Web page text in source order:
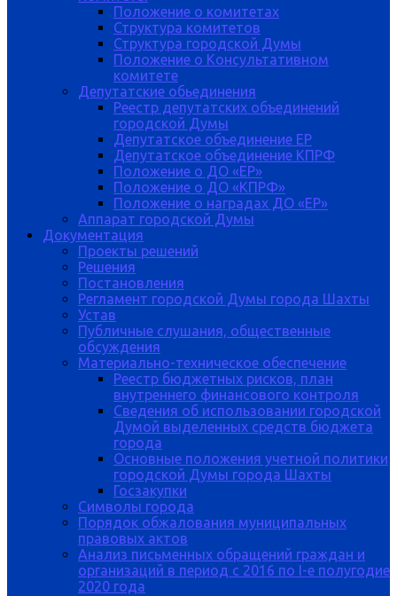
Положение о комитетах
Структура комитетов
Структура городской Думы
Положение о Консультативном
комитете
Депутатские обьединения
Реестр депутатских объединений
городской Думы
Депутатское объединение ЕР
Депутатское объединение КПРФ
Положение о ДО «ЕР»
Положение о ДО «КПРФ»
Положение о наградах ДО «ЕР»
Аппарат городской Думы
Документация
Проекты решений
Решения
Постановления
Регламент городской Думы города Шахты
Устав
Публичные слушания, общественные
обсуждения
Материально-техническое обеспечение
Реестр бюджетных рисков, план
внутреннего финансового контроля
Сведения об использовании городской
Думой выделенных средств бюджета
города
Основные положения учетной политики
городской Думы города Шахты
Госзакупки
Символы города
Порядок обжалования муниципальных
правовых актов
Анализ письменных обращений граждан и
организаций в период с 2016 по I-е полугодие
2020 года